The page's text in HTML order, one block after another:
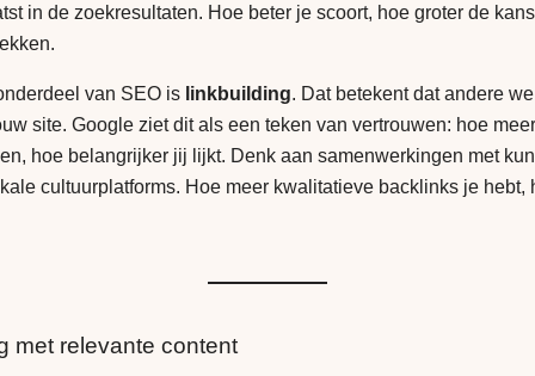
in de zoekresultaten. Hoe beter je scoort, hoe groter de
van SEO is linkbuilding. Dat betekent dat andere
site. Google ziet dit als een teken van vertrouwen: hoe
hoe belangrijker jij lijkt. Denk aan samenwerkingen met
cultuurplatforms. Hoe meer kwalitatieve backlinks je hebt,
met relevante content